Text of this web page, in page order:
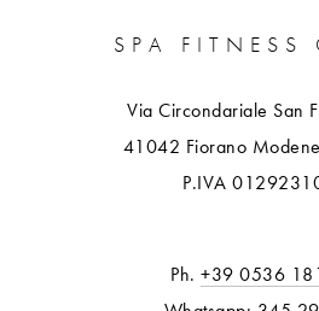
SPA FITNESS
Via Circondariale San
41042 Fiorano
P.IVA
Ph. +39 0536